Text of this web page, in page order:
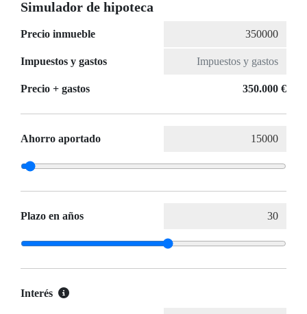
Simulador de hipoteca
Precio inmueble
Impuestos y gastos
Precio + gastos 350.000 €
Ahorro aportado
Plazo en años
Interés